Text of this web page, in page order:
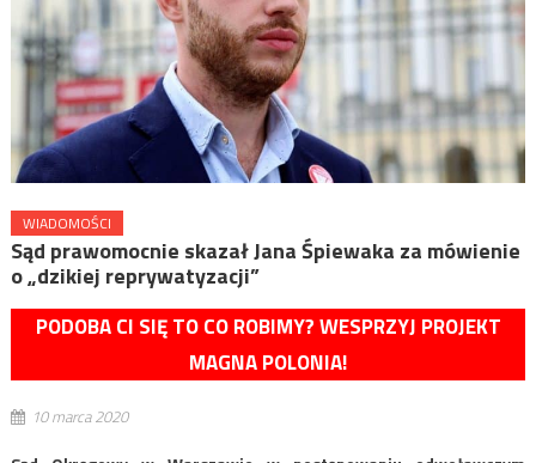
WIADOMOŚCI
Sąd prawomocnie skazał Jana Śpiewaka za mówienie
o „dzikiej reprywatyzacji”
PODOBA CI SIĘ TO CO ROBIMY? WESPRZYJ PROJEKT
MAGNA POLONIA!
10 marca 2020